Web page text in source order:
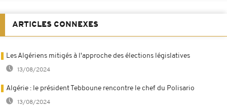
ARTICLES CONNEXES
Les Algériens mitigés à l'approche des élections législatives
13/08/2024
Algérie : le président Tebboune rencontre le chef du Polisario
13/08/2024